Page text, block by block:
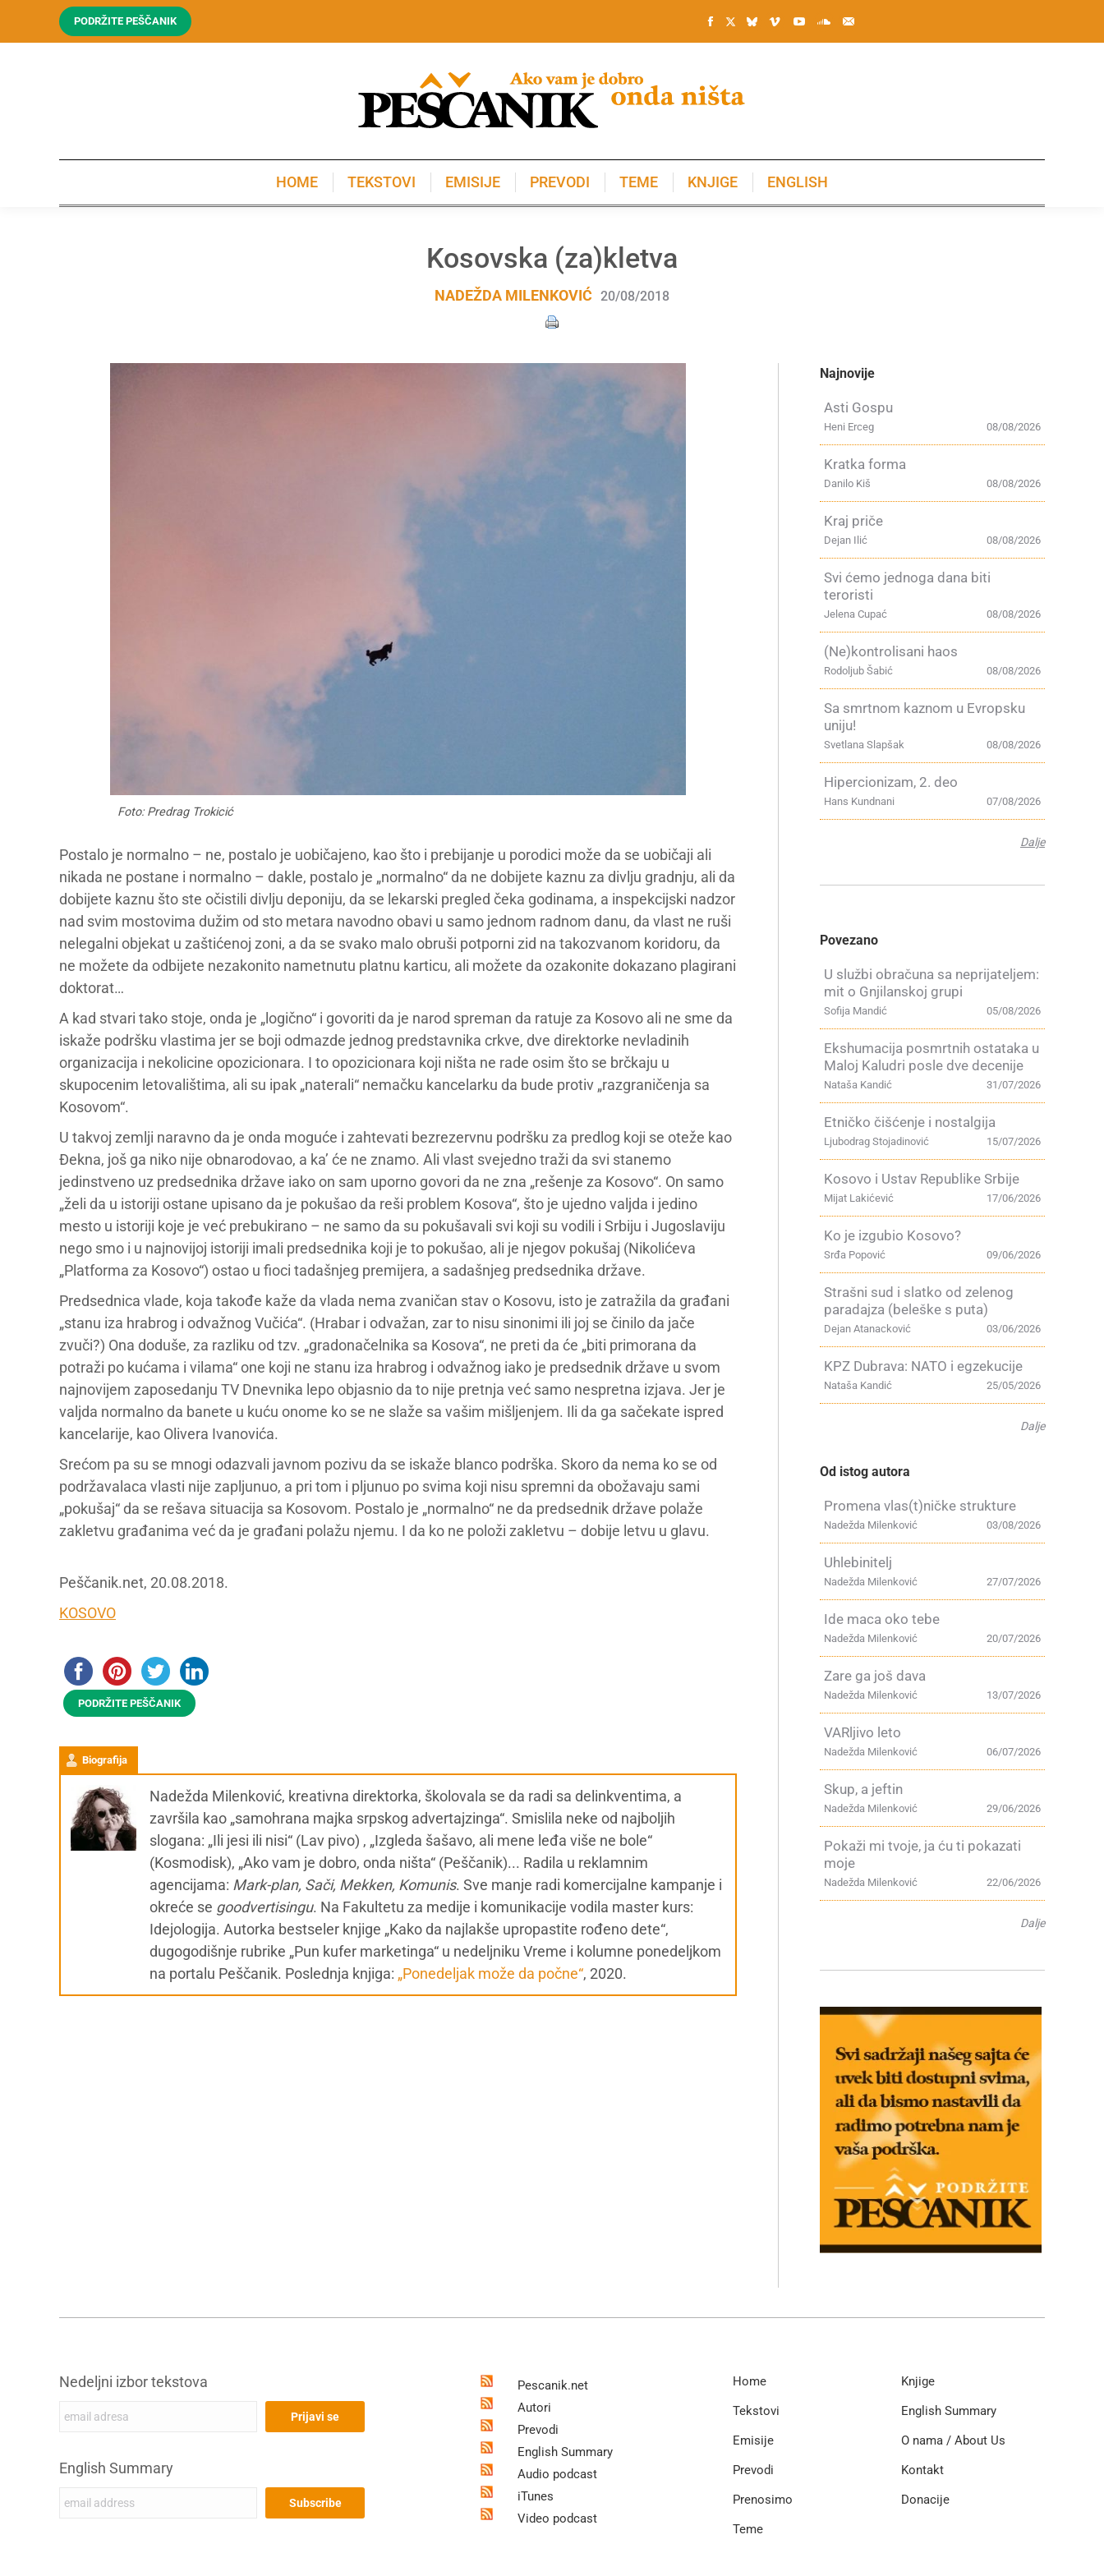
PODRŽITE PEŠČANIK
HOME TEKSTOVI EMISIJE PREVODI TEME KNJIGE ENGLISH
Kosovska (za)kletva
NADEŽDA MILENKOVIĆ 20/08/2018
Foto: Predrag Trokicić
Postalo je normalno – ne, postalo je uobičajeno, kao što i prebijanje u porodici može da se uobičaji ali
nikada ne postane i normalno – dakle, postalo je „normalno“ da ne dobijete kaznu za divlju gradnju, ali da
dobijete kaznu što ste očistili divlju deponiju, da se lekarski pregled čeka godinama, a inspekcijski nadzor
nad svim mostovima dužim od sto metara navodno obavi u samo jednom radnom danu, da vlast ne ruši
nelegalni objekat u zaštićenoj zoni, a da se svako malo obruši potporni zid na takozvanom koridoru, da
ne možete da odbijete nezakonito nametnutu platnu karticu, ali možete da ozakonite dokazano plagirani
doktorat…
A kad stvari tako stoje, onda je „logično“ i govoriti da je narod spreman da ratuje za Kosovo ali ne sme da
iskaže podršku vlastima jer se boji odmazde jednog predstavnika crkve, dve direktorke nevladinih
organizacija i nekolicine opozicionara. I to opozicionara koji ništa ne rade osim što se brčkaju u
skupocenim letovalištima, ali su ipak „naterali“ nemačku kancelarku da bude protiv „razgraničenja sa
Kosovom“.
U takvoj zemlji naravno da je onda moguće i zahtevati bezrezervnu podršku za predlog koji se oteže kao
Đekna, još ga niko nije obnarodovao, a ka’ će ne znamo. Ali vlast svejedno traži da svi stanemo
jedinstveno uz predsednika države iako on sam uporno govori da ne zna „rešenje za Kosovo“. On samo
„želi da u istoriji ostane upisano da je pokušao da reši problem Kosova“, što je ujedno valjda i jedino
mesto u istoriji koje je već prebukirano – ne samo da su pokušavali svi koji su vodili i Srbiju i Jugoslaviju
nego smo i u najnovijoj istoriji imali predsednika koji je to pokušao, ali je njegov pokušaj (Nikolićeva
„Platforma za Kosovo“) ostao u fioci tadašnjeg premijera, a sadašnjeg predsednika države.
Predsednica vlade, koja takođe kaže da vlada nema zvaničan stav o Kosovu, isto je zatražila da građani
„stanu iza hrabrog i odvažnog Vučića“. (Hrabar i odvažan, zar to nisu sinonimi ili joj se činilo da jače
zvuči?) Ona doduše, za razliku od tzv. „gradonačelnika sa Kosova“, ne preti da će „biti primorana da
potraži po kućama i vilama“ one koji ne stanu iza hrabrog i odvažnog iako je predsednik države u svom
najnovijem zaposedanju TV Dnevnika lepo objasnio da to nije pretnja već samo nespretna izjava. Jer je
valjda normalno da banete u kuću onome ko se ne slaže sa vašim mišljenjem. Ili da ga sačekate ispred
kancelarije, kao Olivera Ivanovića.
Srećom pa su se mnogi odazvali javnom pozivu da se iskaže blanco podrška. Skoro da nema ko se od
podržavalaca vlasti nije zapljunuo, a pri tom i pljunuo po svima koji nisu spremni da obožavaju sami
„pokušaj“ da se rešava situacija sa Kosovom. Postalo je „normalno“ ne da predsednik države polaže
zakletvu građanima već da je građani polažu njemu. I da ko ne položi zakletvu – dobije letvu u glavu.
Peščanik.net, 20.08.2018.
KOSOVO
PODRŽITE PEŠČANIK
Biografija
Nadežda Milenković, kreativna direktorka, školovala se da radi sa delinkventima, a
završila kao „samohrana majka srpskog advertajzinga“. Smislila neke od najboljih
slogana: „Ili jesi ili nisi“ (Lav pivo) , „Izgleda šašavo, ali mene leđa više ne bole“
(Kosmodisk), „Ako vam je dobro, onda ništa“ (Peščanik)... Radila u reklamnim
agencijama: Mark-plan, Sači, Mekken, Komunis. Sve manje radi komercijalne kampanje i
okreće se goodvertisingu. Na Fakultetu za medije i komunikacije vodila master kurs:
Idejologija. Autorka bestseler knjige „Kako da najlakše upropastite rođeno dete“,
dugogodišnje rubrike „Pun kufer marketinga“ u nedeljniku Vreme i kolumne ponedeljkom
na portalu Peščanik. Poslednja knjiga: „Ponedeljak može da počne“, 2020.
Najnovije
Asti Gospu
08/08/2026
Heni Erceg
Kratka forma
08/08/2026
Danilo Kiš
Kraj priče
08/08/2026
Dejan Ilić
Svi ćemo jednoga dana biti
teroristi
08/08/2026
Jelena Cupać
(Ne)kontrolisani haos
08/08/2026
Rodoljub Šabić
Sa smrtnom kaznom u Evropsku
uniju!
08/08/2026
Svetlana Slapšak
Hipercionizam, 2. deo
07/08/2026
Hans Kundnani
Dalje
Povezano
U službi obračuna sa neprijateljem:
mit o Gnjilanskoj grupi
05/08/2026
Sofija Mandić
Ekshumacija posmrtnih ostataka u
Maloj Kaludri posle dve decenije
31/07/2026
Nataša Kandić
Etničko čišćenje i nostalgija
15/07/2026
Ljubodrag Stojadinović
Kosovo i Ustav Republike Srbije
17/06/2026
Mijat Lakićević
Ko je izgubio Kosovo?
09/06/2026
Srđa Popović
Strašni sud i slatko od zelenog
paradajza (beleške s puta)
03/06/2026
Dejan Atanacković
KPZ Dubrava: NATO i egzekucije
25/05/2026
Nataša Kandić
Dalje
Od istog autora
Promena vlas(t)ničke strukture
03/08/2026
Nadežda Milenković
Uhlebinitelj
27/07/2026
Nadežda Milenković
Ide maca oko tebe
20/07/2026
Nadežda Milenković
Zare ga još dava
13/07/2026
Nadežda Milenković
VARljivo leto
06/07/2026
Nadežda Milenković
Skup, a jeftin
29/06/2026
Nadežda Milenković
Pokaži mi tvoje, ja ću ti pokazati
moje
22/06/2026
Nadežda Milenković
Dalje
Nedeljni izbor tekstova
English Summary
Pescanik.net
Autori
Prevodi
English Summary
Audio podcast
iTunes
Video podcast
Home
Tekstovi
Emisije
Prevodi
Prenosimo
Teme
Knjige
English Summary
O nama / About Us
Kontakt
Donacije
KNJIGE ENGLISH